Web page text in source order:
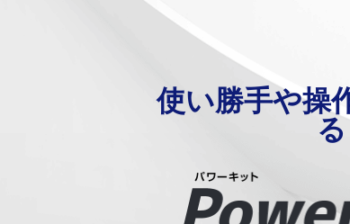
使い勝手や操
る